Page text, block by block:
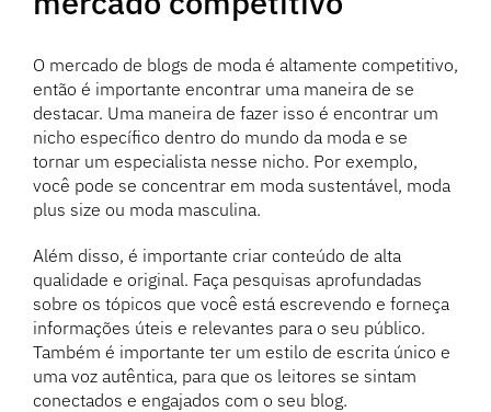
O mercado de blogs de moda é altamente competitivo,
então é importante encontrar uma maneira de se
destacar. Uma maneira de fazer isso é encontrar um
nicho específico dentro do mundo da moda e se
tornar um especialista nesse nicho. Por exemplo,
você pode se concentrar em moda sustentável, moda
plus size ou moda masculina.
Além disso, é importante criar conteúdo de alta
qualidade e original. Faça pesquisas aprofundadas
sobre os tópicos que você está escrevendo e forneça
informações úteis e relevantes para o seu público.
Também é importante ter um estilo de escrita único e
uma voz autêntica, para que os leitores se sintam
conectados e engajados com o seu blog.